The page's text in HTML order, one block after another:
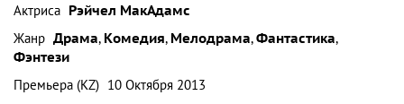
Актриса Рэйчел МакАдамс
Жанр Драма, Комедия, Мелодрама,Фантастика,
Фэнтези
Премьера (KZ) 10 Октября 2013